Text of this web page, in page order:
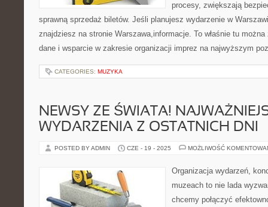
procesy, zwiększają
sprawną sprzedaż biletów. Jeśli planujesz wydarzenie w
znajdziesz na stronie Warszawa,informacje. To właśnie tu
dane i wsparcie w zakresie organizacji imprez na najwyższym
CATEGORIES: MUZYKA
NEWSY ZE ŚWIATA!
WYDARZENIA Z OSTATNICH DNI
POSTED BY ADMIN CZE - 19 - 2025 MOŻLIWOŚĆ
Organizacja wydarzeń,
muzeach to nie lada
chcemy połączyć